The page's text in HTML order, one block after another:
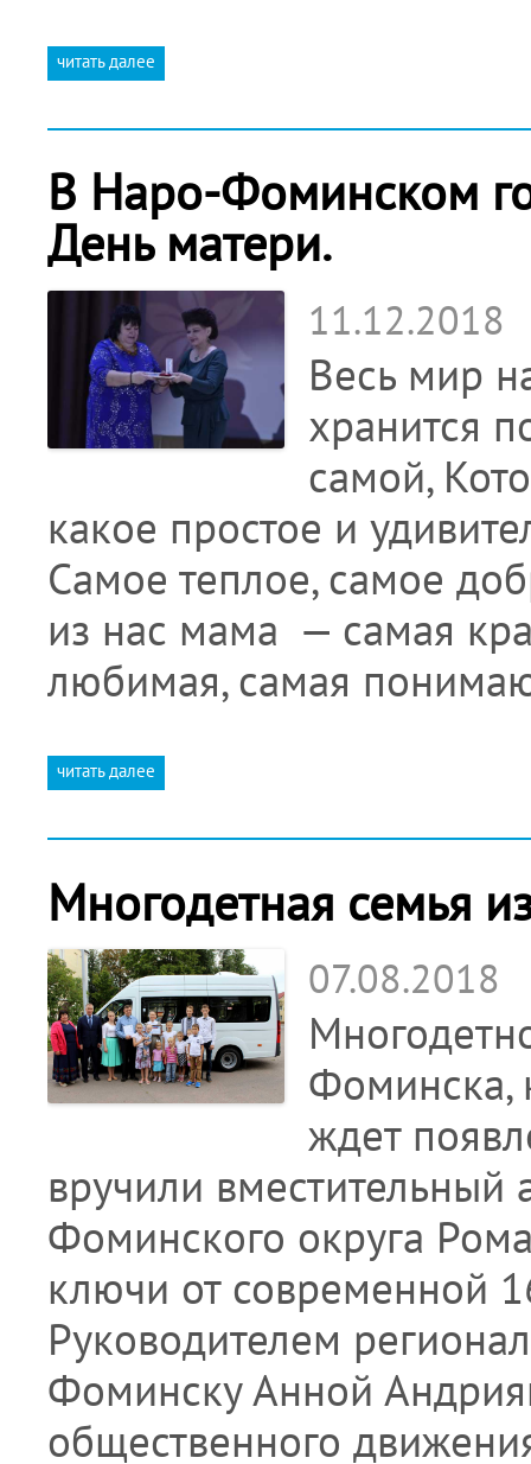
читать далее
В Наро-Фоминском
День матери.
11.12.2018
Весь мир
хранится
самой,
какое простое и
Самое теплое, самое
из нас мама — самая
любимая, самая
читать далее
Многодетная семья
07.08.2018
Фоминска,
ждет
вручили вместительный
Фоминского округа
ключи от современной
Руководителем
Фоминску Анной
общественного